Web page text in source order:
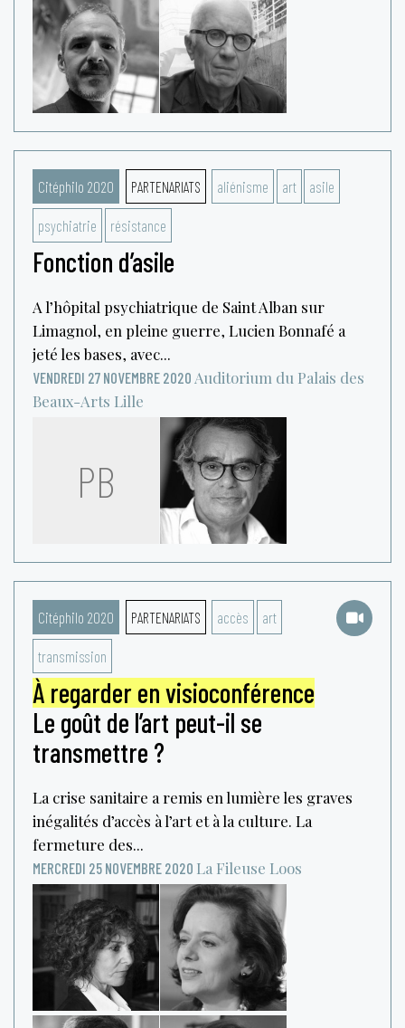
Citéphilo 2020 PARTENARIATS aliénisme art asile
psychiatrie résistance
Fonction d’asile
A l’hôpital psychiatrique de Saint Alban sur
Limagnol, en pleine guerre, Lucien Bonnafé a
jeté les bases, avec...
VENDREDI 27 NOVEMBRE 2020 Auditorium du Palais des
Beaux-Arts Lille
PB
Citéphilo 2020 PARTENARIATS accès art
transmission
À regarder en visioconférence
Le goût de l’art peut-il se
transmettre ?
La crise sanitaire a remis en lumière les graves
inégalités d’accès à l’art et à la culture. La
fermeture des...
MERCREDI 25 NOVEMBRE 2020 La Fileuse Loos